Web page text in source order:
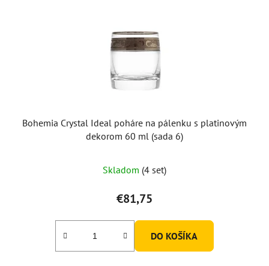
Bohemia Crystal Ideal poháre na pálenku s platinovým
dekorom 60 ml (sada 6)
Skladom (4 set)
€81,75
DO KOŠÍKA